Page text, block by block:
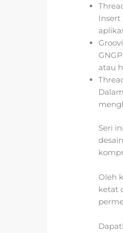
Insert
atau
Seri
Oleh
ketat